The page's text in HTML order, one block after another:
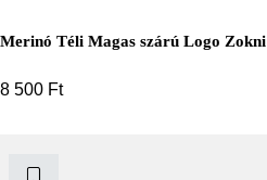
Merinó Téli Magas szárú Logo Zokni
8 500 Ft